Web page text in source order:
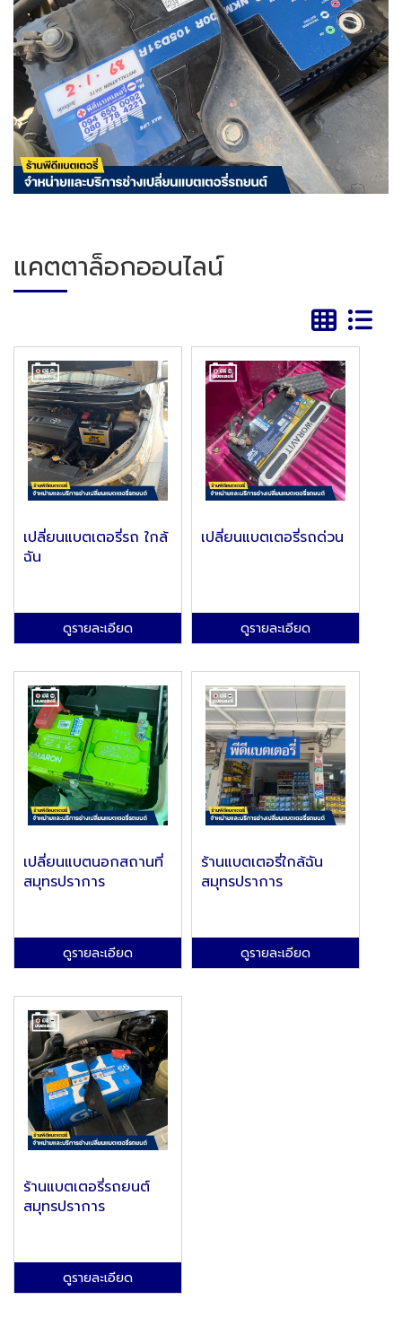
แคตตาล็อกออนไลน์
เปลี่ยนแบตเตอรี่รถ ใกล้
ฉัน
ดูรายละเอียด
เปลี่ยนแบตเตอรี่รถด่วน
ดูรายละเอียด
เปลี่ยนแบตนอกสถานที่
สมุทรปราการ
ดูรายละเอียด
ร้านแบตเตอรี่ใกล้ฉัน
สมุทรปราการ
ดูรายละเอียด
ร้านแบตเตอรี่รถยนต์
สมุทรปราการ
ดูรายละเอียด